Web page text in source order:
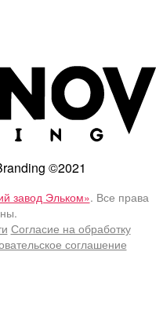
©2021
завод Эльком». Все права
Согласие на обработку
соглашение